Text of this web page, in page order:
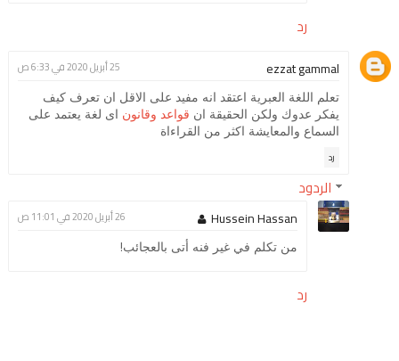
رد
ezzat gammal 25 أبريل 2020 في 6:33 ص
تعلم اللغة العبرية اعتقد انه مفيد على الاقل ان تعرف كيف
يفكر عدوك ولكن الحقيقة ان قواعد وقانون اى لغة يعتمد على
السماع والمعايشة اكثر من القراءاة
رد
الردود
Hussein Hassan 26 أبريل 2020 في 11:01 ص
من تكلم في غير فنه أتى بالعجائب!
رد